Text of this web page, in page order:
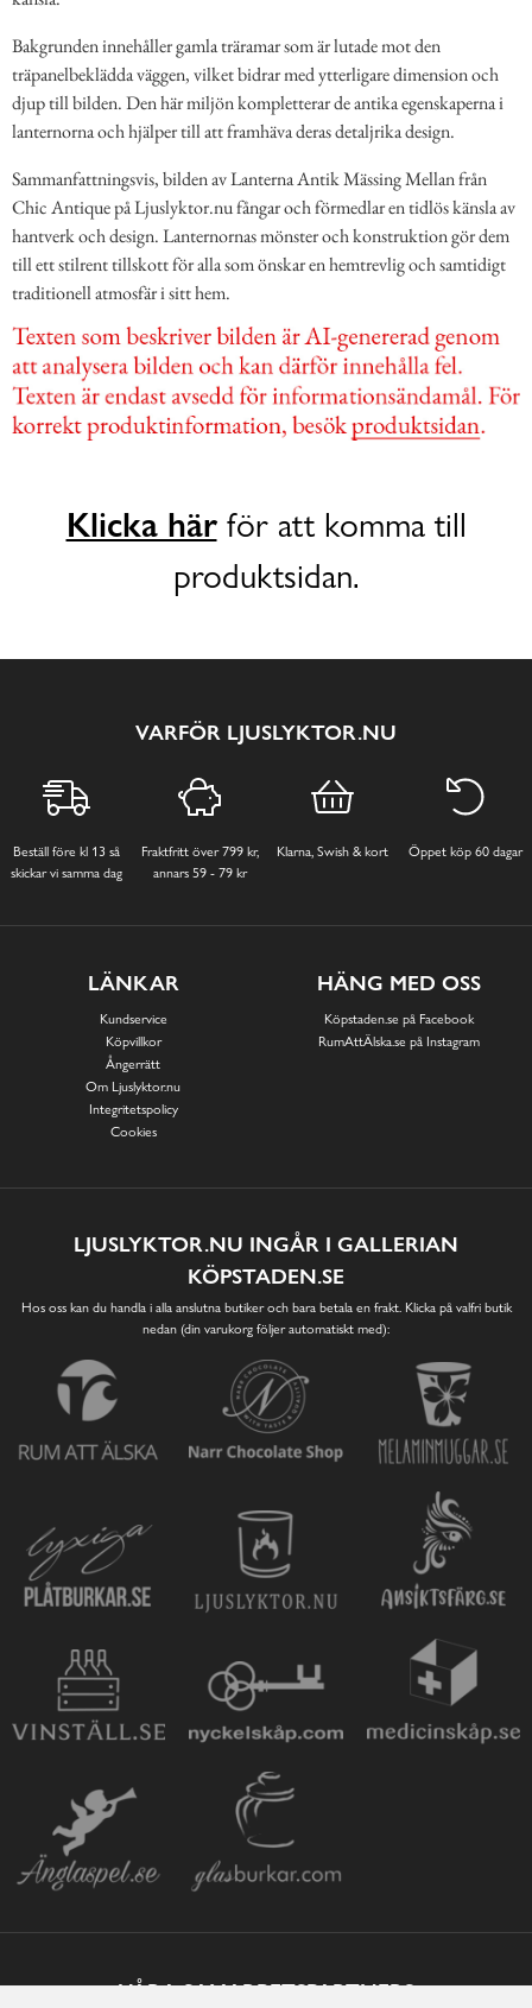
Bakgrunden innehåller gamla träramar som är lutade mot den
träpanelbeklädda väggen, vilket bidrar med ytterligare dimension och
djup till bilden. Den här miljön kompletterar de antika egenskaperna i
lanternorna och hjälper till att framhäva deras detaljrika design.
Sammanfattningsvis, bilden av Lanterna Antik Mässing Mellan från
Chic Antique på Ljuslyktor.nu fångar och förmedlar en tidlös känsla av
hantverk och design. Lanternornas mönster och konstruktion gör dem
till ett stilrent tillskott för alla som önskar en hemtrevlig och samtidigt
traditionell atmosfär i sitt hem.
Klicka härför att komma till
produktsidan.
VARFÖR LJUSLYKTOR.NU
Beställ före kl 13 så
skickar vi samma dag
Fraktfritt över 799 kr,
annars 59 - 79 kr
Klarna, Swish & kort Öppet köp 60 dagar
LÄNKAR
Kundservice
Köpvillkor
Ångerrätt
Om Ljuslyktor.nu
Integritetspolicy
Cookies
HÄNG MED OSS
Köpstaden.se på Facebook
RumAttÄlska.se på Instagram
LJUSLYKTOR.NU INGÅR I GALLERIAN
KÖPSTADEN.SE
Hos oss kan du handla i alla anslutna butiker och bara betala en frakt. Klicka på valfri butik
nedan (din varukorg följer automatiskt med):
VÅRA SAMARBETSPARTNERS